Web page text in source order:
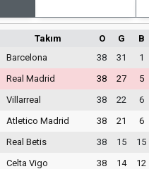
Takım O G B
Barcelona 38 31 1
Real Madrid 38 27 5
Villarreal 38 22 6
Atletico Madrid 38 21 6
Real Betis 38 15 15
Celta Vigo 38 14 12